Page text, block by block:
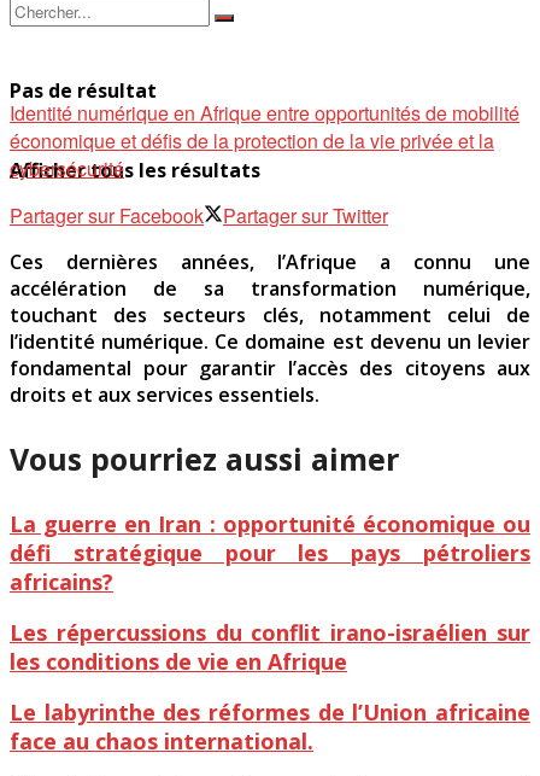
Pas de résultat
Afficher tous les résultats
Identité numérique en Afrique entre opportunités de mobilité
économique et défis de la protection de la vie privée et la
cybersécurité
Partager sur Facebook
Partager sur Twitter
Ces dernières années, l’Afrique a connu une
accélération de sa transformation numérique,
touchant des secteurs clés, notamment celui de
l’identité numérique. Ce domaine est devenu un levier
fondamental pour garantir l’accès des citoyens aux
droits et aux services essentiels.
Vous pourriez aussi aimer
La guerre en Iran : opportunité économique ou
défi stratégique pour les pays pétroliers
africains?
Les répercussions du conflit irano-israélien sur
les conditions de vie en Afrique
Le labyrinthe des réformes de l’Union africaine
face au chaos international.